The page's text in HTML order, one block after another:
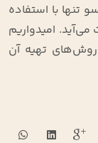
تنها با استفاده
می‌آید. امیدواریم
روش‌های تهیه آن